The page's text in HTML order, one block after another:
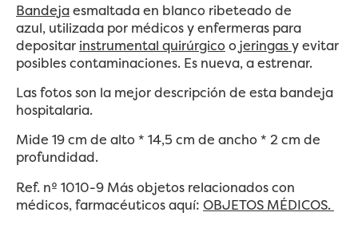
Bandejaesmaltada en blanco ribeteado de
azul, utilizada por médicos y enfermeras para
depositar instrumental quirúrgicoojeringasy evitar
posibles contaminaciones. Es nueva, a estrenar.
Las fotos son la mejor descripción de esta bandeja
hospitalaria.
Mide 19 cm de alto * 14,5 cm de ancho * 2 cm de
profundidad.
Ref. nº 1010-9 Más objetos relacionados con
médicos, farmacéuticos aquí: OBJETOS MÉDICOS.